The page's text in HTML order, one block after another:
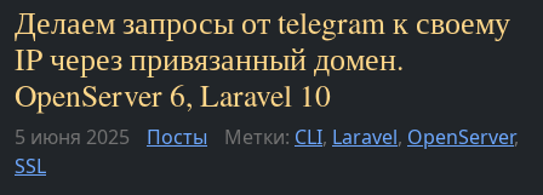
Делаем запросы от telegram к своему
IP через привязанный домен.
OpenServer 6, Laravel 10
5 июня 2025 Посты Метки: CLI, Laravel, OpenServer,
SSL